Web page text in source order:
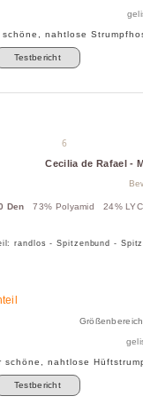
schöne, nahtlose
Testbericht
6
Cecilia de Rafael -
Den 73% Polyamid 24%
randlos - Spitzenbund -
schöne, nahtlose
Testbericht